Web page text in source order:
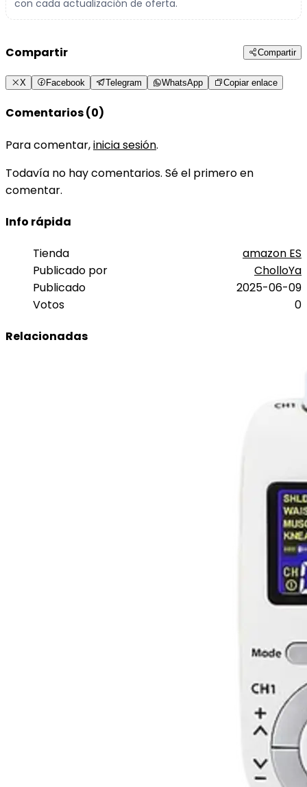
con cada actualización de oferta.
Compartir Compartir
X Facebook Telegram WhatsApp Copiar enlace
Comentarios (0)
Para comentar,inicia sesión.
Todavía no hay comentarios. Sé el primero en
comentar.
Info rápida
Tienda
amazon ES
Publicado por
CholloYa
Publicado
2025-06-09
Votos
0
Relacionadas